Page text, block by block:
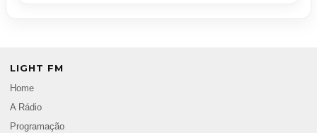
LIGHT FM
Home
A Rádio
Programação